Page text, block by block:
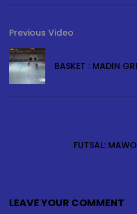
Previous Video
BASKET : MADIN
FUTSAL:
LEAVE YOUR COMMENT